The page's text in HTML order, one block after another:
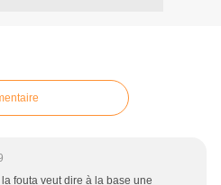
fouta veut dire à la base une